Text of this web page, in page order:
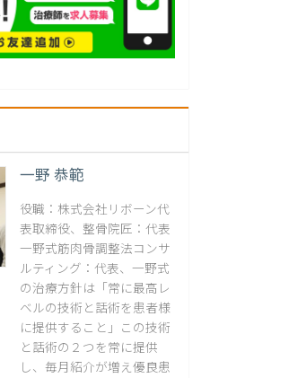
一野 恭範
役職：株式会社リボーン代
表取締役、整骨院匠：代表
一野式筋肉骨調整法コンサ
ルティング：代表、一野式
の治療方針は「常に最高レ
ベルの技術と話術を患者様
に提供すること」この技術
と話術の２つを常に提供
し、毎月紹介が増え優良患